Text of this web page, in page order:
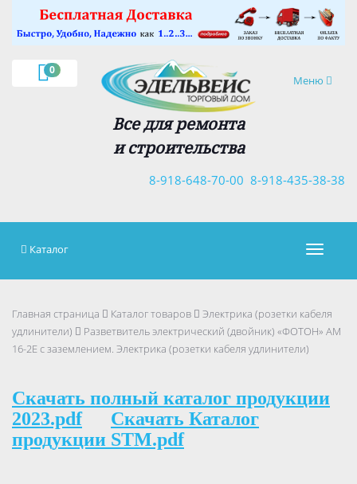
0
Навигация
Меню
Все для ремонта
и строительства
8-918-435-38-38
8-918-648-70-00
×
Каталог
Главная страница Каталог товаров
Электрика (розетки кабеля
удлинители)
Разветвитель электрический (двойник) «ФОТОН» АМ
16-2Е с заземлением. Электрика (розетки кабеля удлинители)
Скачать полный каталог продукции
2023.pdf
Скачать Каталог
продукции STM.pdf